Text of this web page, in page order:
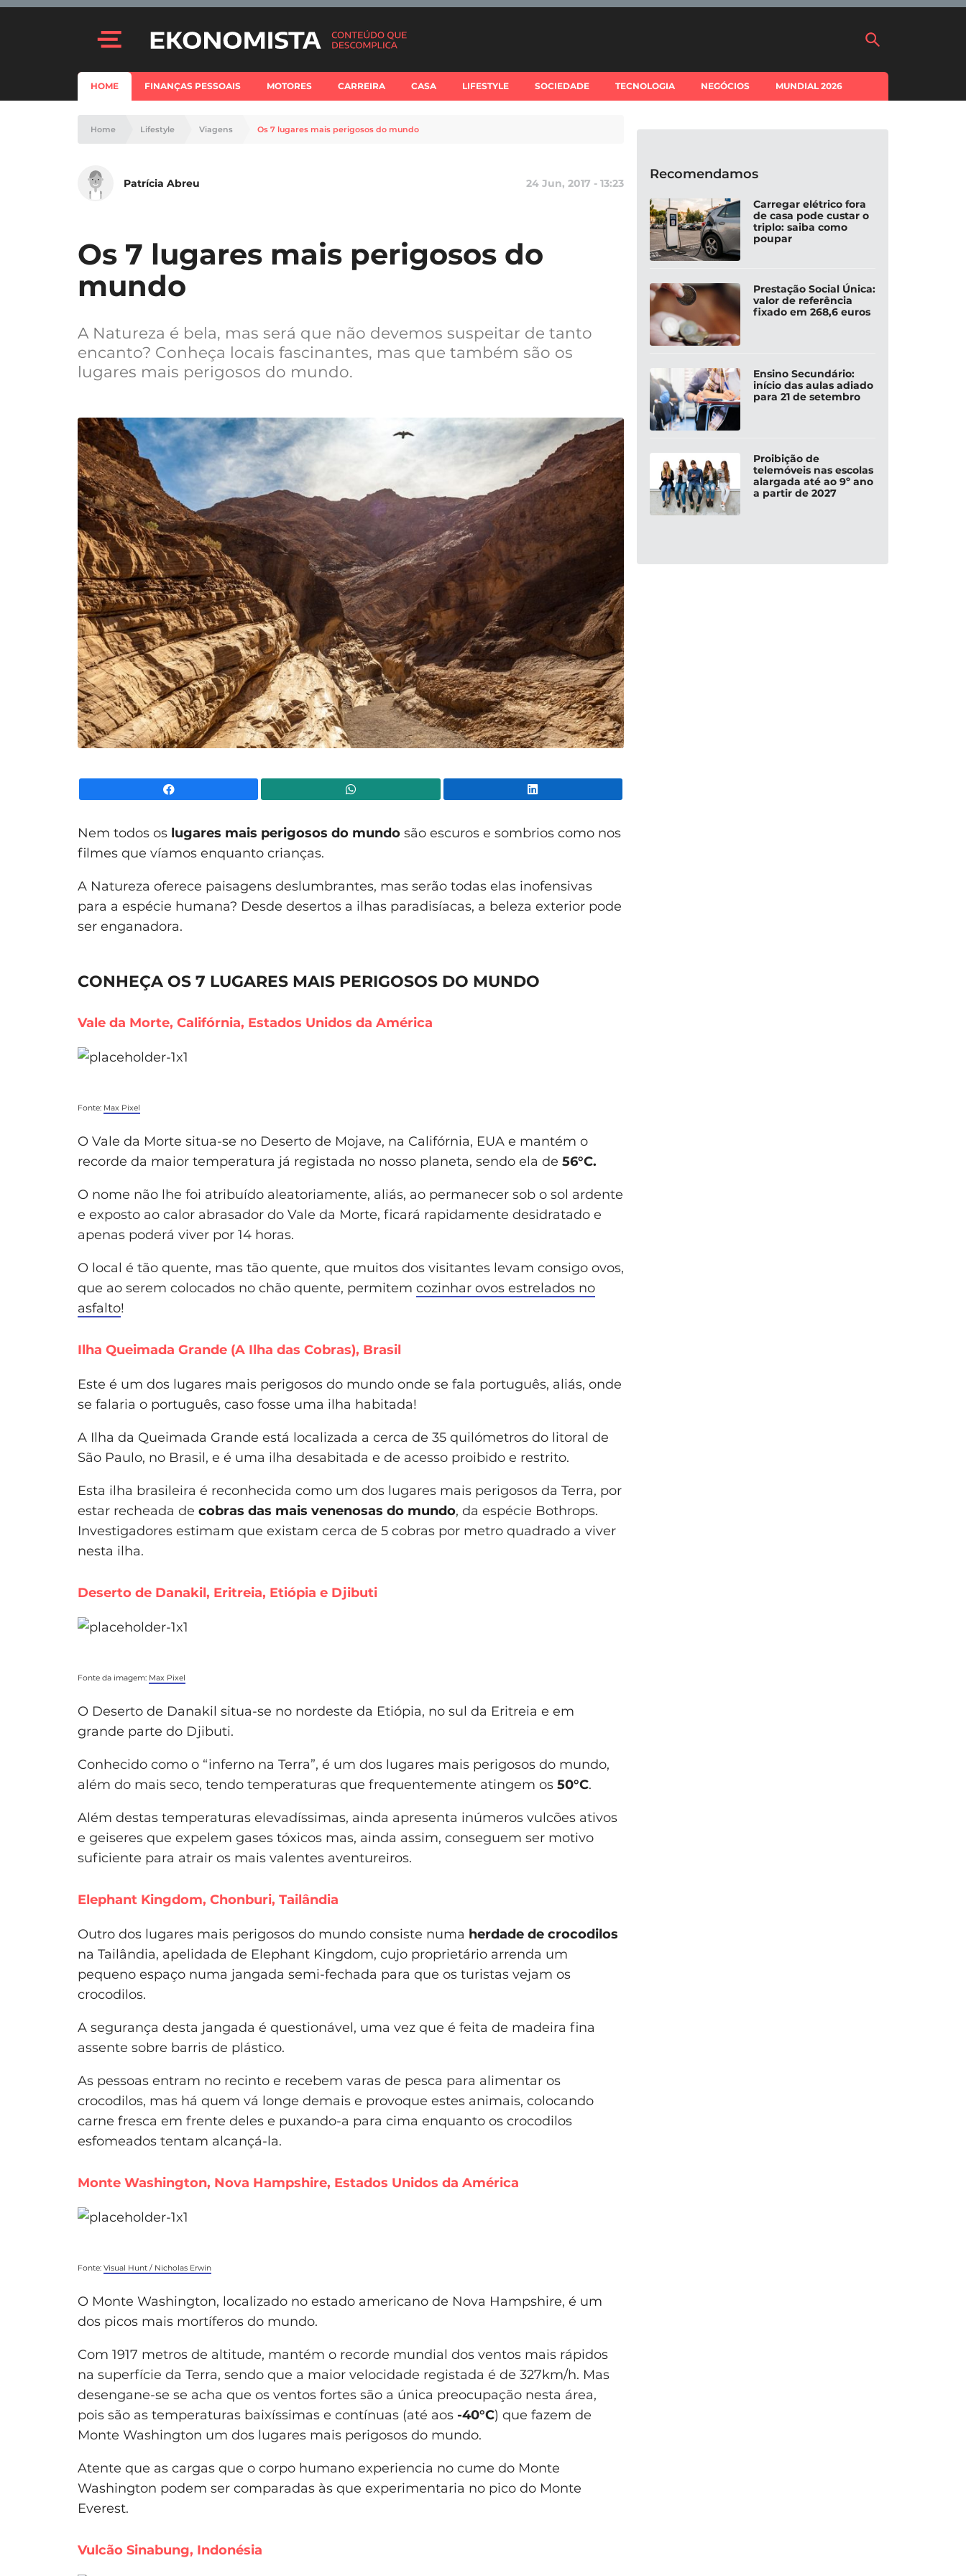
HOME FINANÇAS PESSOAIS MOTORES CARREIRA CASA LIFESTYLE SOCIEDADE TECNOLOGIA NEGÓCIOS MUNDIAL 2026
Home Lifestyle Viagens Os 7 lugares mais perigosos do mundo
Patrícia Abreu 24 Jun, 2017 - 13:23
Os 7 lugares mais perigosos do
mundo
A Natureza é bela, mas será que não devemos suspeitar de tanto
encanto? Conheça locais fascinantes, mas que também são os
lugares mais perigosos do mundo.
Nem todos os lugares mais perigosos do mundo são escuros e sombrios como nos
filmes que víamos enquanto crianças.
A Natureza oferece paisagens deslumbrantes, mas serão todas elas inofensivas
para a espécie humana? Desde desertos a ilhas paradisíacas, a beleza exterior pode
ser enganadora.
CONHEÇA OS 7 LUGARES MAIS PERIGOSOS DO MUNDO
Vale da Morte, Califórnia, Estados Unidos da América
Fonte: Max Pixel
O Vale da Morte situa-se no Deserto de Mojave, na Califórnia, EUA e mantém o
recorde da maior temperatura já registada no nosso planeta, sendo ela de 56°C.
O nome não lhe foi atribuído aleatoriamente, aliás, ao permanecer sob o sol ardente
e exposto ao calor abrasador do Vale da Morte, ficará rapidamente desidratado e
apenas poderá viver por 14 horas.
O local é tão quente, mas tão quente, que muitos dos visitantes levam consigo ovos,
que ao serem colocados no chão quente, permitem cozinhar ovos estrelados no
asfalto!
Ilha Queimada Grande (A Ilha das Cobras), Brasil
Este é um dos lugares mais perigosos do mundo onde se fala português, aliás, onde
se falaria o português, caso fosse uma ilha habitada!
A Ilha da Queimada Grande está localizada a cerca de 35 quilómetros do litoral de
São Paulo, no Brasil, e é uma ilha desabitada e de acesso proibido e restrito.
Esta ilha brasileira é reconhecida como um dos lugares mais perigosos da Terra, por
estar recheada de cobras das mais venenosas do mundo, da espécie Bothrops.
Investigadores estimam que existam cerca de 5 cobras por metro quadrado a viver
nesta ilha.
Deserto de Danakil, Eritreia, Etiópia e Djibuti
Fonte da imagem: Max Pixel
O Deserto de Danakil situa-se no nordeste da Etiópia, no sul da Eritreia e em
grande parte do Djibuti.
Conhecido como o “inferno na Terra”, é um dos lugares mais perigosos do mundo,
além do mais seco, tendo temperaturas que frequentemente atingem os 50°C.
Além destas temperaturas elevadíssimas, ainda apresenta inúmeros vulcões ativos
e geiseres que expelem gases tóxicos mas, ainda assim, conseguem ser motivo
suficiente para atrair os mais valentes aventureiros.
Elephant Kingdom, Chonburi, Tailândia
Outro dos lugares mais perigosos do mundo consiste numa herdade de crocodilos
na Tailândia, apelidada de Elephant Kingdom, cujo proprietário arrenda um
pequeno espaço numa jangada semi-fechada para que os turistas vejam os
crocodilos.
A segurança desta jangada é questionável, uma vez que é feita de madeira fina
assente sobre barris de plástico.
As pessoas entram no recinto e recebem varas de pesca para alimentar os
crocodilos, mas há quem vá longe demais e provoque estes animais, colocando
carne fresca em frente deles e puxando-a para cima enquanto os crocodilos
esfomeados tentam alcançá-la.
Monte Washington, Nova Hampshire, Estados Unidos da América
Fonte: Visual Hunt / Nicholas Erwin
O Monte Washington, localizado no estado americano de Nova Hampshire, é um
dos picos mais mortíferos do mundo.
Com 1917 metros de altitude, mantém o recorde mundial dos ventos mais rápidos
na superfície da Terra, sendo que a maior velocidade registada é de 327km/h. Mas
desengane-se se acha que os ventos fortes são a única preocupação nesta área,
pois são as temperaturas baixíssimas e contínuas (até aos -40°C) que fazem de
Monte Washington um dos lugares mais perigosos do mundo.
Atente que as cargas que o corpo humano experiencia no cume do Monte
Washington podem ser comparadas às que experimentaria no pico do Monte
Everest.
Vulcão Sinabung, Indonésia
Recomendamos
Carregar elétrico fora
de casa pode custar o
triplo: saiba como
poupar
Prestação Social Única:
valor de referência
fixado em 268,6 euros
Ensino Secundário:
início das aulas adiado
para 21 de setembro
Proibição de
telemóveis nas escolas
alargada até ao 9º ano
a partir de 2027